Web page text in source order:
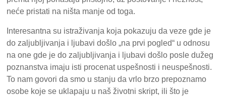
neće pristati na ništa manje od toga.
Interesantna su istraživanja koja pokazuju da veze gde je
do zaljubljivanja i ljubavi došlo „na prvi pogled“ u odnosu
na one gde je do zaljubljivanja i ljubavi došlo posle dužeg
poznanstva imaju isti procenat uspešnosti i neuspešnosti.
To nam govori da smo u stanju da vrlo brzo prepoznamo
osobe koje se uklapaju u naš životni skript, ili što je